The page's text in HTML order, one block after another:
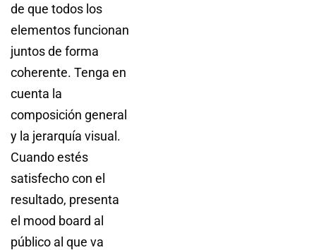
de que todos los
elementos funcionan
juntos de forma
coherente. Tenga en
cuenta la
composición general
y la jerarquía visual.
Cuando estés
satisfecho con el
resultado, presenta
el mood board al
público al que va